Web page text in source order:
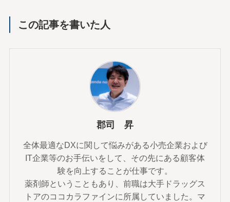
この記事を書いた人
郡司 昇
全体最適なDXに関して悩みがある小売企業および
IT企業等のお手伝いをして、その先にある顧客体
験を向上することが仕事です。
薬剤師ということもあり、前職は大手ドラッグス
トアのココカラファインに所属していました。マ